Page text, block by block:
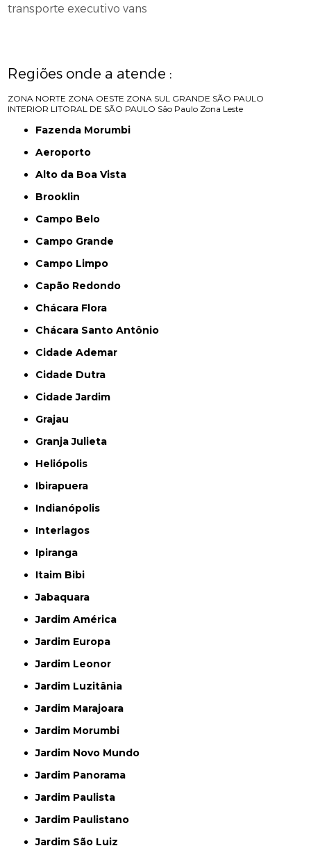
transporte executivo vans
Regiões onde a atende :
ZONA NORTE ZONA OESTE ZONA SUL GRANDE SÃO PAULO
INTERIOR LITORAL DE SÃO PAULO São Paulo Zona Leste
Fazenda Morumbi
Aeroporto
Alto da Boa Vista
Brooklin
Campo Belo
Campo Grande
Campo Limpo
Capão Redondo
Chácara Flora
Chácara Santo Antônio
Cidade Ademar
Cidade Dutra
Cidade Jardim
Grajau
Granja Julieta
Heliópolis
Ibirapuera
Indianópolis
Interlagos
Ipiranga
Itaim Bibi
Jabaquara
Jardim América
Jardim Europa
Jardim Leonor
Jardim Luzitânia
Jardim Marajoara
Jardim Morumbi
Jardim Novo Mundo
Jardim Panorama
Jardim Paulista
Jardim Paulistano
Jardim São Luiz